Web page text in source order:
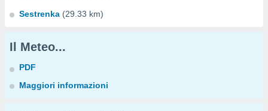
Sestrenka (29.33 km)
Il Meteo...
PDF
Maggiori informazioni